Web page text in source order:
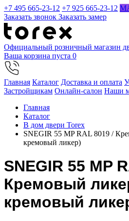
+7 495 665-23-12 +7 925 665-23-12
Заказать звонок Заказать замер
Официальный розничный магазин
Ваша корзина пуста 0
Главная Каталог Доставка и оплата
Застройщикам Онлайн-салон Наши
Главная
Каталог
В дом двери Torex
SNEGIR 55 MP RAL 8019 /
кремовый ликер)
SNEGIR 55 MP
Кремовый
кремовый